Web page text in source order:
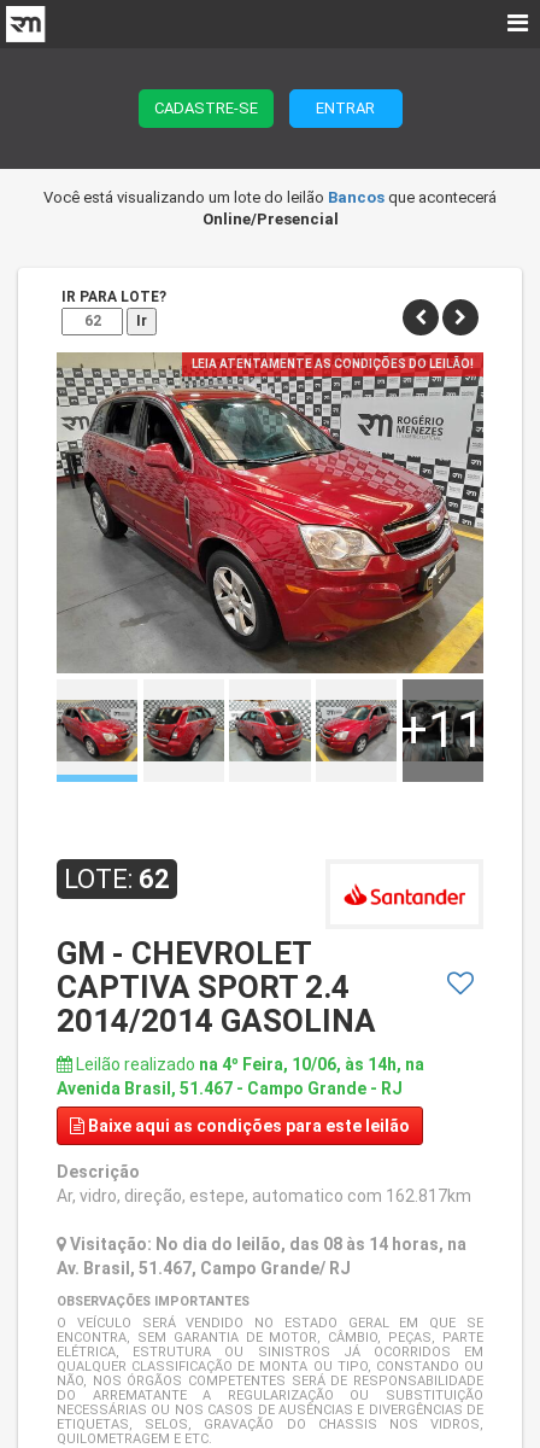
CADASTRE-SE ENTRAR
Você está visualizando um lote do leilão Bancos que acontecerá
Online/Presencial
IR PARA LOTE?
Ir
LEIA ATENTAMENTE AS CONDIÇÕES DO LEILÃO!
+11
LOTE: 62
GM - CHEVROLET
CAPTIVA SPORT 2.4
2014/2014 GASOLINA
Leilão realizado na 4º Feira, 10/06, às 14h, na
Avenida Brasil, 51.467 - Campo Grande - RJ
Baixe aqui as condições para este leilão
Descrição
Ar, vidro, direção, estepe, automatico com 162.817km
Visitação: No dia do leilão, das 08 às 14 horas, na
Av. Brasil, 51.467, Campo Grande/ RJ
OBSERVAÇÕES IMPORTANTES
O VEÍCULO SERÁ VENDIDO NO ESTADO GERAL EM QUE SE
ENCONTRA, SEM GARANTIA DE MOTOR, CÂMBIO, PEÇAS, PARTE
ELÉTRICA, ESTRUTURA OU SINISTROS JÁ OCORRIDOS EM
QUALQUER CLASSIFICAÇÃO DE MONTA OU TIPO, CONSTANDO OU
NÃO, NOS ÓRGÃOS COMPETENTES SERÁ DE RESPONSABILIDADE
DO ARREMATANTE A REGULARIZAÇÃO OU SUBSTITUIÇÃO
NECESSÁRIAS OU NOS CASOS DE AUSÊNCIAS E DIVERGÊNCIAS DE
ETIQUETAS, SELOS, GRAVAÇÃO DO CHASSIS NOS VIDROS,
QUILOMETRAGEM E ETC.